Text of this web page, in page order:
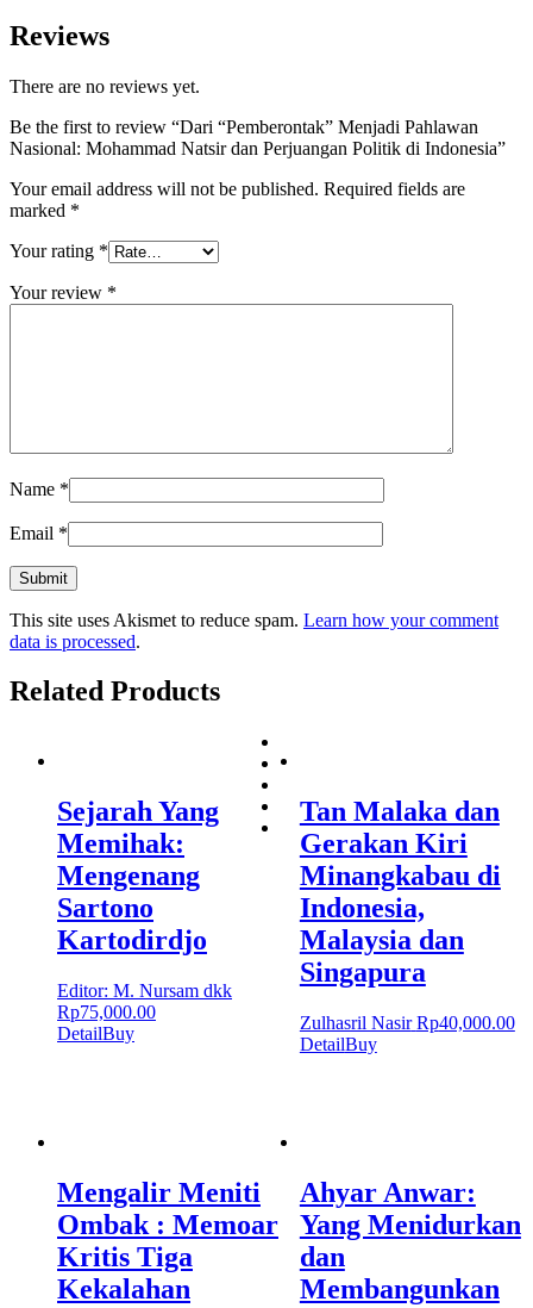
Reviews
There are no reviews yet.
Be the first to review “Dari “Pemberontak” Menjadi Pahlawan
Nasional: Mohammad Natsir dan Perjuangan Politik di Indonesia”
Your email address will not be published. Required fields are
marked *
Your rating *
Your review *
Name *
Email *
This site uses Akismet to reduce spam. Learn how your comment
data is processed.
Related Products
Sejarah Yang
Memihak:
Mengenang
Sartono
Kartodirdjo
Editor: M. Nursam dkk
Rp75,000.00
DetailBuy
Tan Malaka dan
Gerakan Kiri
Minangkabau di
Indonesia,
Malaysia dan
Singapura
Zulhasril Nasir Rp40,000.00
DetailBuy
Mengalir Meniti
Ombak : Memoar
Kritis Tiga
Kekalahan
Ahyar Anwar:
Yang Menidurkan
dan
Membangunkan